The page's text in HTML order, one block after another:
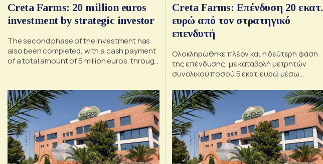
Creta Farms: 20 million euros
investment by strategic investor
The second phase of the investment has
also been completed, with a cash payment
of a total amount of 5 million euros, through
Creta Farms: Επένδυση 20 εκατ.
ευρώ από τον στρατηγικό
επενδυτή
Ολοκληρώθηκε πλέον και η δεύτερη φάση
της επένδυσης, με καταβολή μετρητών
συνολικού ποσού 5 εκατ. ευρώ μέσω
κεφαλαίου